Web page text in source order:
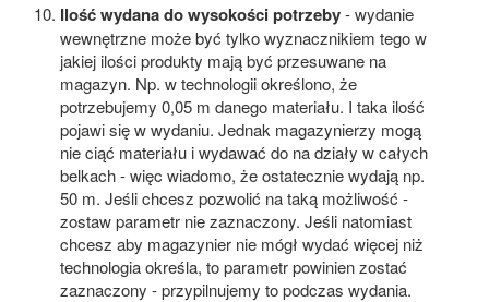
Ilość wydana do wysokości potrzeby- wydanie
wewnętrzne może być tylko wyznacznikiem tego w
jakiej ilości produkty mają być przesuwane na
magazyn. Np. w technologii określono, że
potrzebujemy 0,05 m danego materiału. I taka ilość
pojawi się w wydaniu. Jednak magazynierzy mogą
nie ciąć materiału i wydawać do na działy w całych
belkach - więc wiadomo, że ostatecznie wydają np.
50 m. Jeśli chcesz pozwolić na taką możliwość -
zostaw parametr nie zaznaczony. Jeśli natomiast
chcesz aby magazynier nie mógł wydać więcej niż
technologia określa, to parametr powinien zostać
zaznaczony - przypilnujemy to podczas wydania.